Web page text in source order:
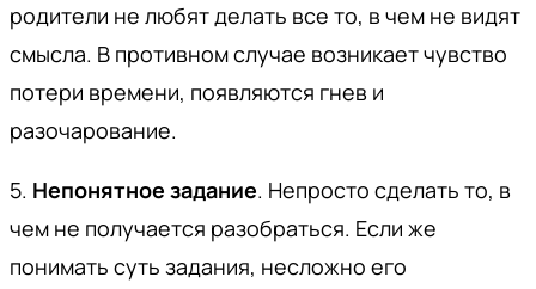
родители не любят делать все то, в чем не видят
смысла. В противном случае возникает чувство
потери времени, появляются гнев и
разочарование.
5. Непонятное задание. Непросто сделать то, в
чем не получается разобраться. Если же
понимать суть задания, несложно его